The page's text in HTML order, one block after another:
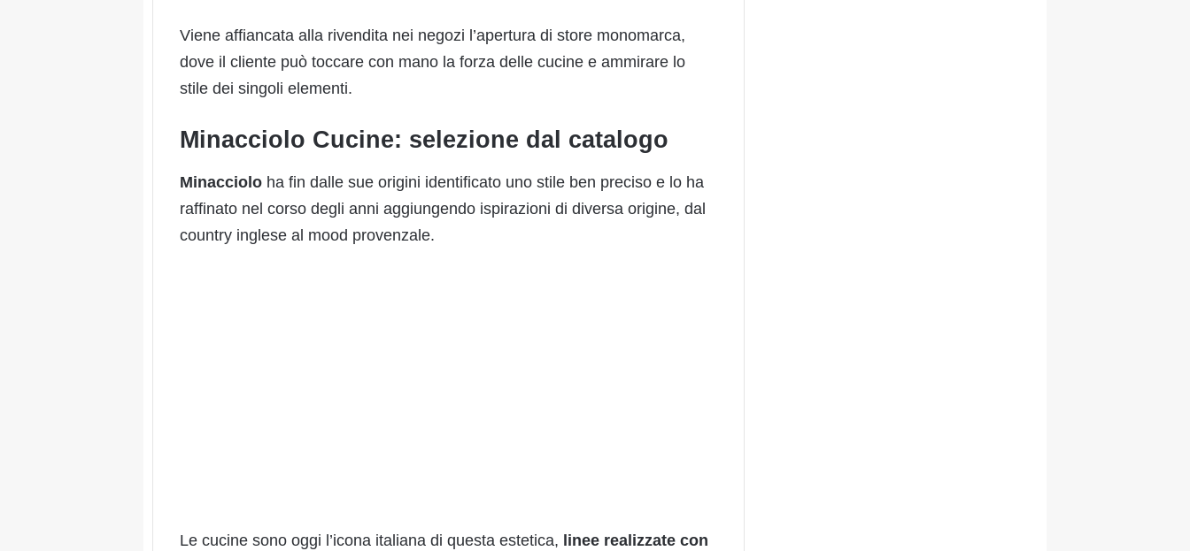
Viene affiancata alla rivendita nei negozi l’apertura di store monomarca,
dove il cliente può toccare con mano la forza delle cucine e ammirare lo
stile dei singoli elementi.
Minacciolo Cucine: selezione dal catalogo
Minacciolo ha fin dalle sue origini identificato uno stile ben preciso e lo ha
raffinato nel corso degli anni aggiungendo ispirazioni di diversa origine, dal
country inglese al mood provenzale.
Le cucine sono oggi l’icona italiana di questa estetica, linee realizzate con